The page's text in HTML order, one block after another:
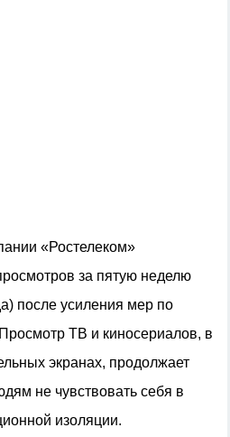
«Ростелеком»
за пятую неделю
после усиления мер по
ТВ и киносериалов, в
экранах, продолжает
не чувствовать себя в
изоляции.